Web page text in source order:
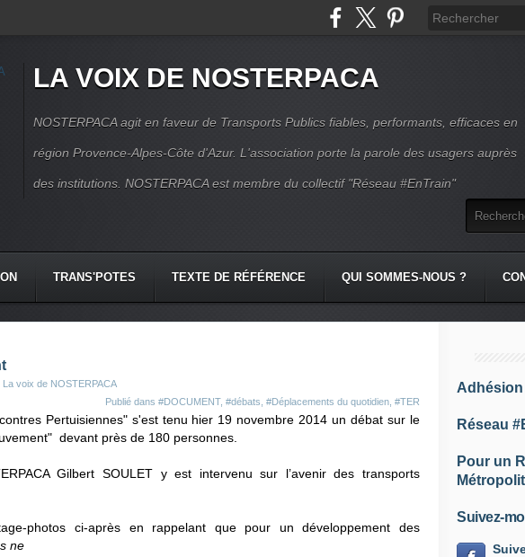
LA VOIX DE NOSTERPACA
NOSTERPACA agit en faveur de Transports Publics fiables, performants, efficaces en
région Provence-Alpes-Côte d'Azur. L'association porte la parole des usagers auprès
des institutions. NOSTERPACA est membre du collectif "Réseau #EnTrain"
TRANS'POTES TEXTE DE RÉFÉRENCE QUI SOMMES-NOUS ?
La voix de NOSTERPACA
Publié dans #DOCUMENT, #débats #Déplacements du quotidien #TER
Pertuisiennes" s'est tenu hier 19 novembre 2014 un débat sur le
devant près de 180 personnes.
Gilbert SOULET y est intervenu sur l’avenir des transports
photos ci-après en rappelant que pour un développement des
ne
Adhésion
Réseau
Pour un
Suivez-